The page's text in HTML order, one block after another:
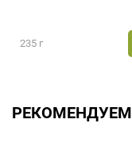
235 г
РЕКОМЕНДУЕМ